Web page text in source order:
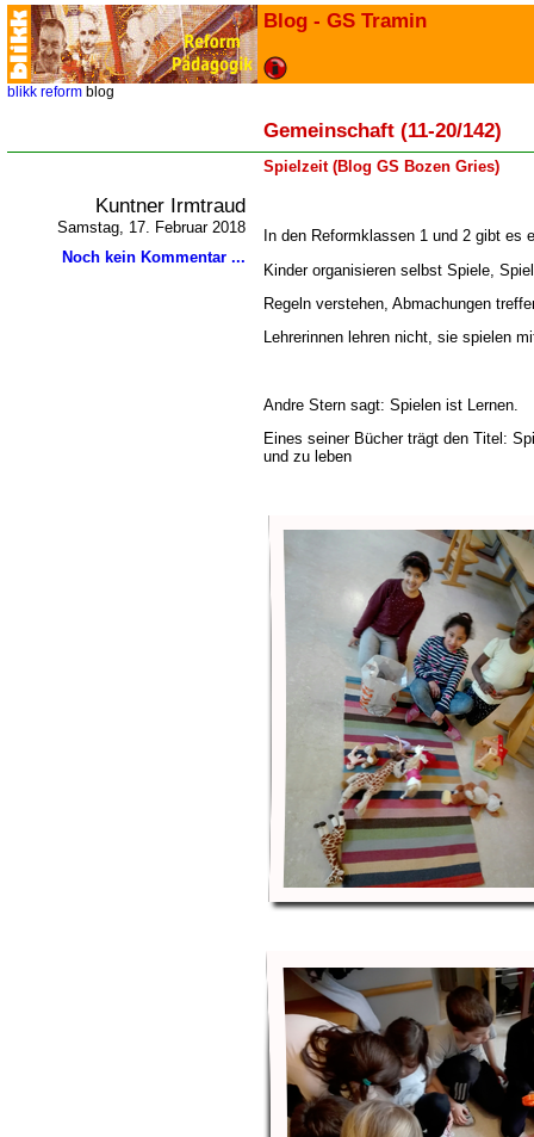
Blog - GS Tramin
blikk reform blog
Gemeinschaft (11-20/142)
Spielzeit (Blog GS Bozen Gries)
Kuntner Irmtraud
Samstag, 17. Februar 2018
Noch kein Kommentar ...
In den Reformklassen 1 und 2 gibt es
Kinder organisieren selbst Spiele,
Regeln verstehen, Abmachungen
Lehrerinnen lehren nicht, sie spielen
Andre Stern sagt: Spielen ist Lernen.
Eines seiner Bücher trägt den Titel:
und zu leben